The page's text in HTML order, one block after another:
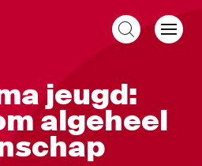
jeugd:
algeheel